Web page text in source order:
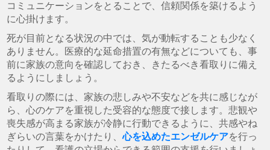
コミュニケーションをとることで、信頼関係を築けるよう
に心掛けます。
死が目前となる状況の中では、気が動転することも少なく
ありません。医療的な延命措置の有無などについても、事
前に家族の意向を確認しておき、きたるべき看取りに備え
るようにしましょう。
看取りの際には、家族の悲しみや不安などを共に感じなが
ら、心のケアを重視した受容的な態度で接します。悲観や
喪失感が高まる家族が冷静に行動できるように、共感やね
ぎらいの言葉をかけたり、心を込めたエンゼルケアを行っ